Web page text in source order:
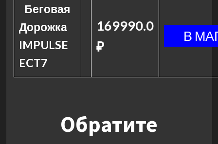
Беговая
Дорожка
IMPULSE
ECT7
169990.0
₽
Обратите